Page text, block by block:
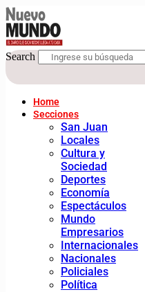
Search
Home
Secciones
San Juan
Locales
Cultura y
Sociedad
Deportes
Economía
Espectáculos
Mundo
Empresarios
Internacionales
Nacionales
Policiales
Política